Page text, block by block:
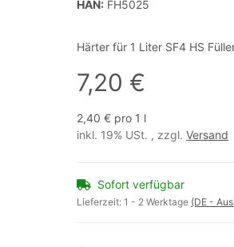
HAN: FH5025
Härter für 1 Liter SF4 HS
7,20 €
2,40 € pro 1 l
inkl. 19% USt. , zzgl. Versand
Sofort verfügbar
Lieferzeit: 1 - 2 Werktage (DE -